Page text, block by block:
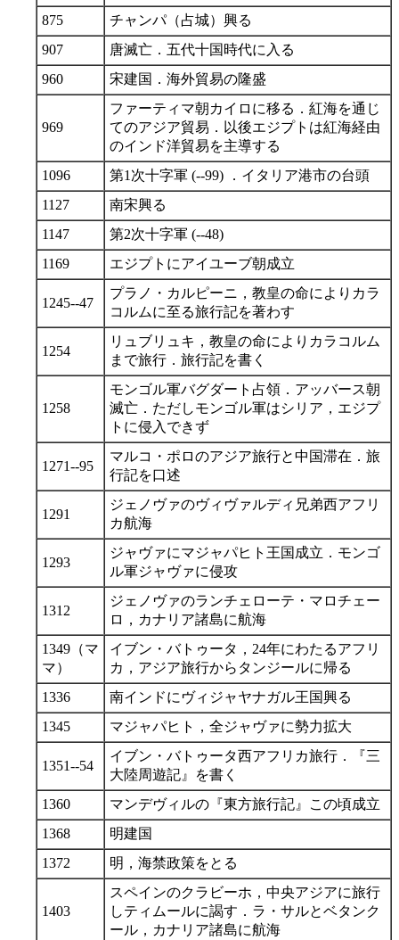
875
チャンパ（占城）興る
907
唐滅亡．五代十国時代に入る
960
宋建国．海外貿易の隆盛
969
ファーティマ朝カイロに移る．紅海を通じ
てのアジア貿易．以後エジプトは紅海経由
のインド洋貿易を主導する
1096
第1次十字軍 (--99) ．イタリア港市の台頭
1127
南宋興る
1147
第2次十字軍 (--48)
1169
エジプトにアイユーブ朝成立
1245--47
プラノ・カルピーニ，教皇の命によりカラ
コルムに至る旅行記を著わす
1254
リュブリュキ，教皇の命によりカラコルム
まで旅行．旅行記を書く
1258
モンゴル軍バグダート占領．アッバース朝
滅亡．ただしモンゴル軍はシリア，エジプ
トに侵入できず
1271--95
マルコ・ポロのアジア旅行と中国滞在．旅
行記を口述
1291
ジェノヴァのヴィヴァルディ兄弟西アフリ
カ航海
1293
ジャヴァにマジャパヒト王国成立．モンゴ
ル軍ジャヴァに侵攻
1312
ジェノヴァのランチェローテ・マロチェー
ロ，カナリア諸島に航海
1349（マ
マ）
イブン・バトゥータ，24年にわたるアフリ
カ，アジア旅行からタンジールに帰る
1336
南インドにヴィジャヤナガル王国興る
1345
マジャパヒト，全ジャヴァに勢力拡大
1351--54
イブン・バトゥータ西アフリカ旅行．『三
大陸周遊記』を書く
1360
マンデヴィルの『東方旅行記』この頃成立
1368
明建国
1372
明，海禁政策をとる
1403
スペインのクラビーホ，中央アジアに旅行
しティムールに謁す．ラ・サルとベタンク
ール，カナリア諸島に航海